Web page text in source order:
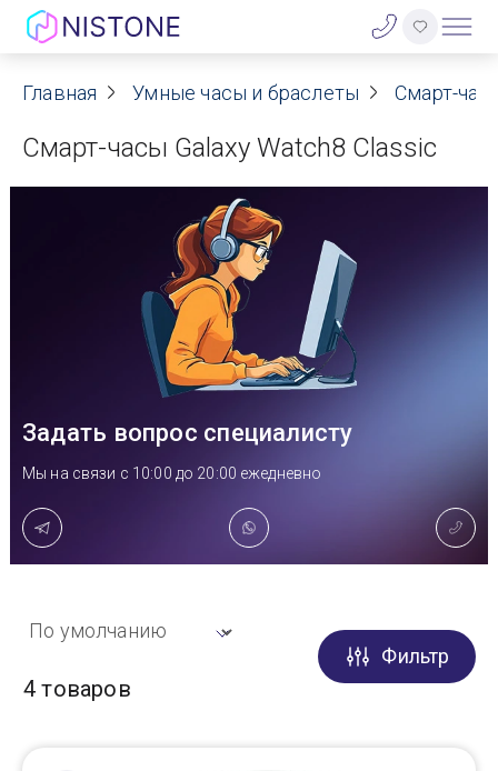
Акции
О нас
Договор оферты
Реквизиты
Контакты
Гарантия
Главная Умные часы и браслеты Смарт-
Смарт-часы Galaxy Watch8 Classic
Задать вопрос специалисту
Мы на связи с 10:00 до 20:00 ежедневно
4 товаров
Фильтр